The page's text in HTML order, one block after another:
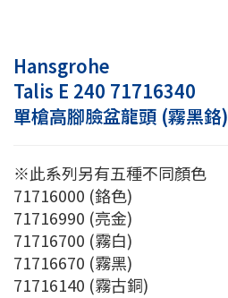
Hansgrohe
Talis E 240 71716340
單槍高腳臉盆龍頭 (霧黑鉻)
※此系列另有五種不同顏色
71716000 (鉻色)
71716990 (亮金)
71716700 (霧白)
71716670 (霧黑)
71716140 (霧古銅)